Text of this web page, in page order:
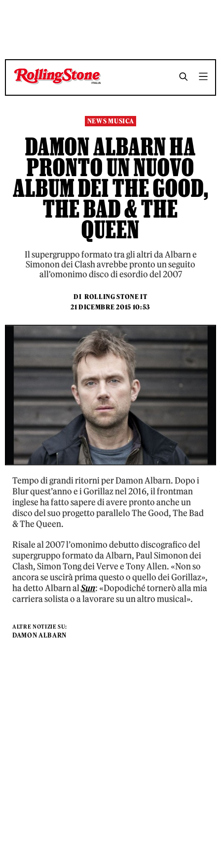
TEMPO DI LETTURA 2 MINUTI SHARE
TEMPO DI LETTURA 2 MINUTI SHARE
NEWS MUSICA
DAMON ALBARN HA
PRONTO UN NUOVO
ALBUM DEI THE GOOD,
THE BAD & THE
QUEEN
Il supergruppo formato tra gli altri da Albarn e
Simonon dei Clash avrebbe pronto un seguito
all'omonimo disco di esordio del 2007
DI ROLLING STONE IT
21 DICEMBRE 2015 10:53
Tempo di grandi ritorni per Damon Albarn. Dopo i
Blur quest’anno e i Gorillaz nel 2016, il frontman
inglese ha fatto sapere di avere pronto anche un
disco del suo progetto parallelo The Good, The Bad
& The Queen.
Risale al 2007 l’omonimo debutto discografico del
supergruppo formato da Albarn, Paul Simonon dei
Clash, Simon Tong dei Verve e Tony Allen. «Non so
ancora se uscirà prima questo o quello dei Gorillaz»,
ha detto Albarn alSun: «Dopodiché tornerò alla mia
carriera solista o a lavorare su un altro musical».
ALTRE NOTIZIE SU:
DAMON ALBARN